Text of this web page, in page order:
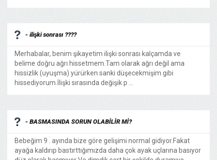
- ilişki sonrası ????
Merhabalar, benim şikayetim ilişki sonrası kalçamda ve
belime doğru ağrı hissetmem.Tam olarak ağrı değil ama
hissizlik (uyuşma) yürürken sanki düşecekmişim gibi
hissediyorum.İlişki sırasında değişik p ...
- BASMASINDA SORUN OLABİLİR Mİ?
Bebeğim 9 . ayında bize göre gelişimi normal gidiyor.Fakat
ayağa kaldırıp bastırttığımızda daha çok ayak uçlarına basıyor